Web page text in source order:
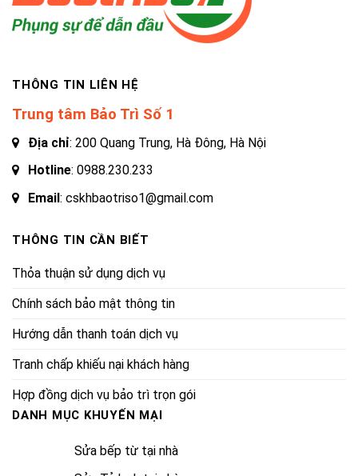
THÔNG TIN LIÊN HỆ
Trung tâm Bảo Trì Số 1
Địa chỉ: 200 Quang Trung, Hà Đông, Hà Nội
Hotline: 0988.230.233
Email: cskhbaotriso1@gmail.com
THÔNG TIN CẦN BIẾT
Thỏa thuận sử dụng dịch vụ
Chính sách bảo mật thông tin
Hướng dẫn thanh toán dịch vụ
Tranh chấp khiếu nại khách hàng
Hợp đồng dịch vụ bảo trì trọn gói
DANH MỤC KHUYẾN MẠI
Sửa bếp từ tại nhà